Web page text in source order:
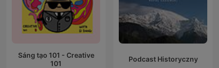
Sáng tạo 101 - Creative
101
Podcast Historyczny